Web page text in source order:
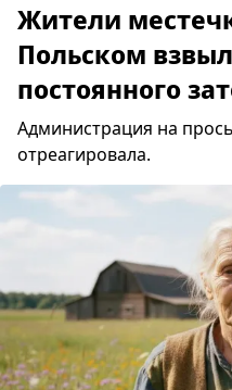
Жители
Польском
постоянного
Администрация на
отреагировала.